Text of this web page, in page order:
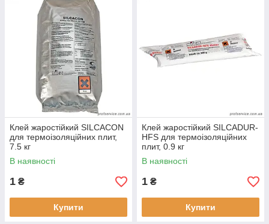
Клей жаростійкий SILCACON
для термоізоляційних плит,
7.5 кг
В наявності
1 ₴
Купити
Клей жаростійкий SILCADUR-
HFS для термоізоляційних
плит, 0.9 кг
В наявності
1 ₴
Купити